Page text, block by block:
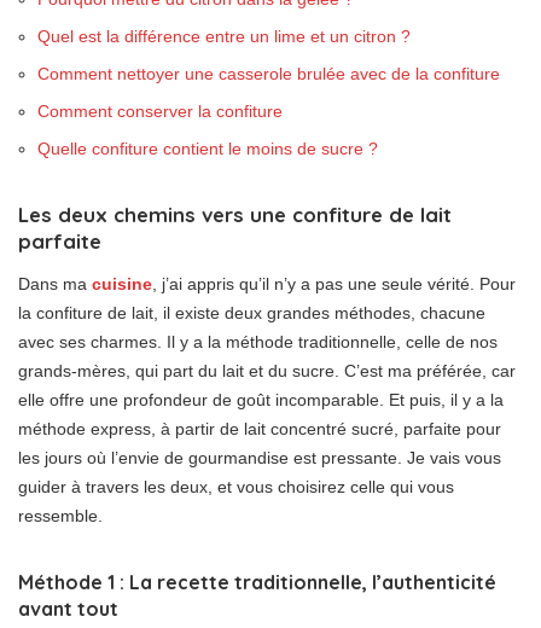
Quel est la différence entre un lime et un citron ?
Comment nettoyer une casserole brulée avec de la confiture
Comment conserver la confiture
Quelle confiture contient le moins de sucre ?
Les deux chemins vers une confiture de lait
parfaite
Dans ma cuisine , j’ai appris qu’il n’y a pas une seule vérité. Pour
la confiture de lait, il existe deux grandes méthodes, chacune
avec ses charmes. Il y a la méthode traditionnelle, celle de nos
grands-mères, qui part du lait et du sucre. C’est ma préférée, car
elle offre une profondeur de goût incomparable. Et puis, il y a la
méthode express, à partir de lait concentré sucré, parfaite pour
les jours où l’envie de gourmandise est pressante. Je vais vous
guider à travers les deux, et vous choisirez celle qui vous
ressemble.
Méthode 1 : La recette traditionnelle, l’authenticité
avant tout